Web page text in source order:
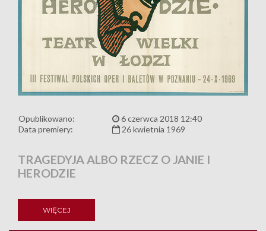
Opublikowano:
6 czerwca 2018 12:40
Data premiery:
26 kwietnia 1969
TRAGEDYJA ALBO RZECZ O JANIE I
HERODZIE
WIĘCEJ